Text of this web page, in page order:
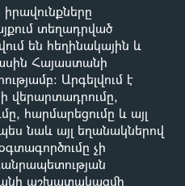
տեղադրված
են հեղինակային և
Հայաստանի
: Արգելվում է
վերարտադրումը,
հարմարեցումը և այլ
նաև այլ եղանակներով
չի
աշխատակազմի